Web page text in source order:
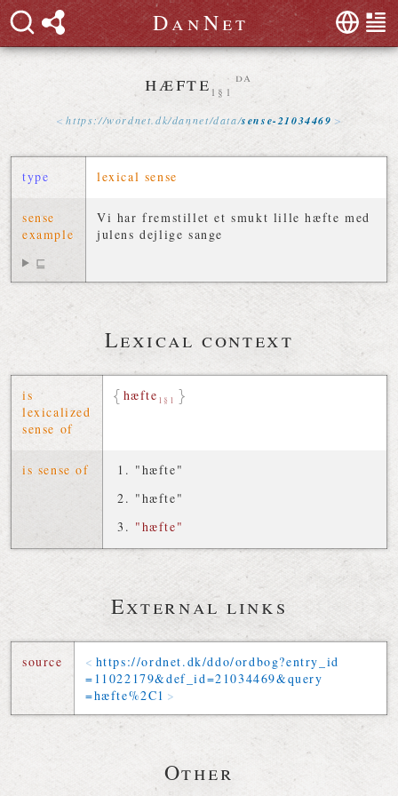
DanNet
hæfte 1§1
da
https://wordnet .dk/dannet/data/sense-21034469
type lexical sense
sense
example
⊑
Vi har fremstillet et smukt lille hæfte med
julens dejlige sange
Lexical context
is
lexicalized
sense of
hæfte 1§1
is sense of
"hæfte"
"hæfte"
"hæfte"
External links
source https://ordnet.dk/ddo/ordbog?entry_id
=11022179&def_id=21034469&query
=hæfte%2C1
Other